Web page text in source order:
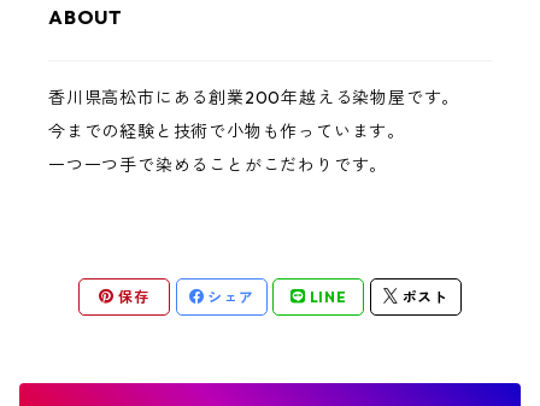
ABOUT
香川県高松市にある創業200年越える染物屋です。
今までの経験と技術で小物も作っています。
一つ一つ手で染めることがこだわりです。
保存 シェア LINE ポスト